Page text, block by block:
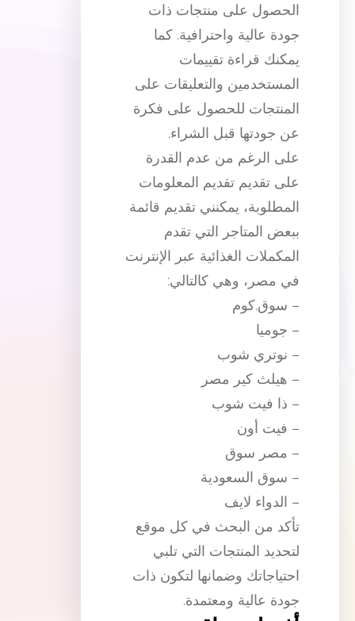
الحصول على منتجات ذات
جودة عالية واحترافية. كما
يمكنك قراءة تقييمات
المستخدمين والتعليقات على
المنتجات للحصول على فكرة
عن جودتها قبل الشراء.
على الرغم من عدم القدرة
على تقديم تقديم المعلومات
المطلوبة، يمكنني تقديم قائمة
ببعض المتاجر التي تقدم
المكملات الغذائية عبر الإنترنت
في مصر، وهي كالتالي:
– سوق.كوم
– جوميا
– نوتري شوب
– هيلث كير مصر
– ذا فيت شوب
– فيت أون
– مصر سوق
– سوق السعودية
– الدواء لايف
تأكد من البحث في كل موقع
لتحديد المنتجات التي تلبي
احتياجاتك وضمانها لتكون ذات
جودة عالية ومعتمدة.